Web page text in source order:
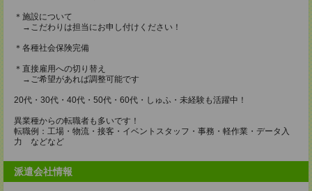
＊施設について
→こだわりは担当にお申し付けください！
＊各種社会保険完備
＊直接雇用への切り替え
→ご希望があれば調整可能です
20代・30代・40代・50代・60代・しゅふ・未経験も活躍中！
異業種からの転職者も多いです！
転職例：工場・物流・接客・イベントスタッフ・事務・軽作業・データ入
力 などなど
派遣会社情報